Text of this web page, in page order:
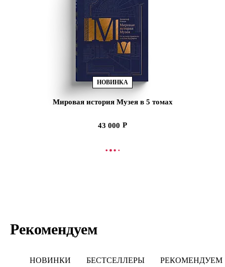
НОВИНКА
Мировая история Музея в 5 томах
43 000
В КОРЗИНУ
Рекомендуем
НОВИНКИ БЕСТСЕЛЛЕРЫ РЕКОМЕНДУЕМ